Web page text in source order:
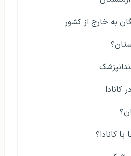
به خارج از کشور
کانادا؟